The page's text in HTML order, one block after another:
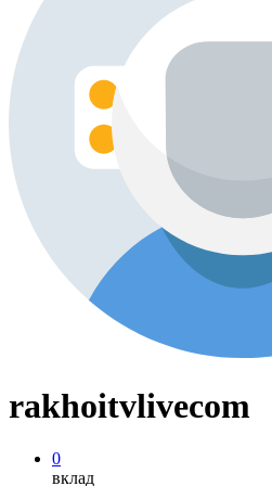
rakhoitvlivecom
0
вклад